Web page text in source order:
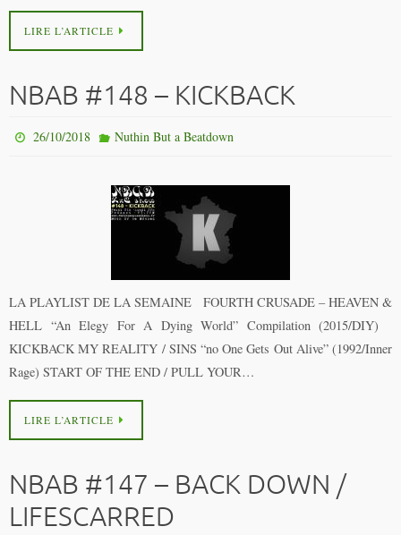
LIRE L’ARTICLE
NBAB #148 – KICKBACK
26/10/2018 Nuthin But a Beatdown
LA PLAYLIST DE LA SEMAINE FOURTH CRUSADE – HEAVEN &
HELL “An Elegy For A Dying World” Compilation (2015/DIY)
KICKBACK MY REALITY / SINS “no One Gets Out Alive” (1992/Inner
Rage) START OF THE END / PULL YOUR…
LIRE L’ARTICLE
NBAB #147 – BACK DOWN /
LIFESCARRED